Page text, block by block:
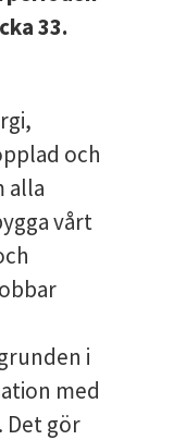
33.
och
alla
vårt
i
med
Det gör